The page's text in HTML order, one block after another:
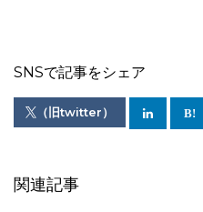
SNSで記事をシェア
（旧twitter）
関連記事